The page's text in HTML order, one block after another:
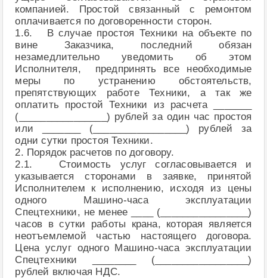
компанией. Простой связанный с ремонтом
оплачивается по договоренности сторон.
1.6. В случае простоя Техники на объекте по
вине Заказчика, последний обязан
незамедлительно уведомить об этом
Исполнителя, предпринять все необходимые
меры по устранению обстоятельств,
препятствующих работе Техники, а так же
оплатить простой Техники из расчета _______
(________________) рублей за один час простоя
или _______ (_________________) рублей за
одни сутки простоя Техники.
2. Порядок расчетов по договору.
2.1. Стоимость услуг согласовывается и
указывается сторонами в заявке, принятой
Исполнителем к исполнению, исходя из цены
одного Машино-часа эксплуатации
Спецтехники, не менее ____ (________________)
часов в сутки работы крана, которая является
неотъемлемой частью настоящего договора.
Цена услуг одного Машино-часа эксплуатации
Спецтехники ________ (_________________)
рублей включая НДС.